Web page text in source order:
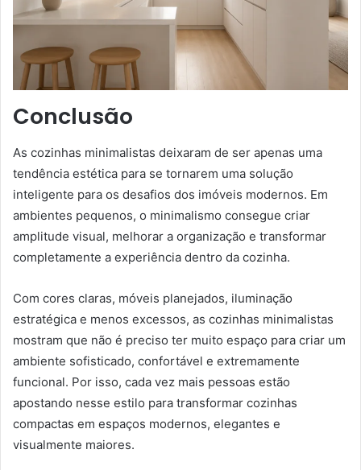
Conclusão
As cozinhas minimalistas deixaram de ser apenas uma
tendência estética para se tornarem uma solução
inteligente para os desafios dos imóveis modernos. Em
ambientes pequenos, o minimalismo consegue criar
amplitude visual, melhorar a organização e transformar
completamente a experiência dentro da cozinha.
Com cores claras, móveis planejados, iluminação
estratégica e menos excessos, as cozinhas minimalistas
mostram que não é preciso ter muito espaço para criar um
ambiente sofisticado, confortável e extremamente
funcional. Por isso, cada vez mais pessoas estão
apostando nesse estilo para transformar cozinhas
compactas em espaços modernos, elegantes e
visualmente maiores.